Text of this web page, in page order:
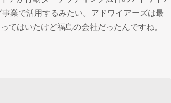
業で活用するみたい。アドワイアーズは最
てはいたけど福島の会社だったんですね。